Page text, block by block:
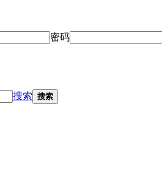
密码
搜索 搜索